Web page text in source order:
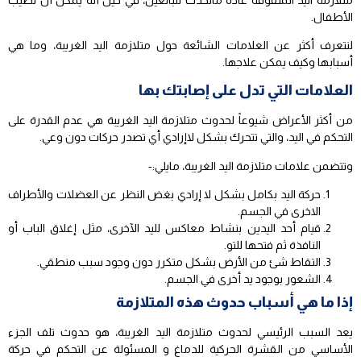
الأطفال.
لنتعرف أكثر عن العلامات الشائعة حول متلازمة اليد الغريبة، وما هي
أسبابها وكيف يمكن علاجها.
العلامات التي تدل على إصابتك بها
من أكثر الأعراض شيوعاً لحدوث متلازمة اليد الغريبة هي عدم القدرة على
التحكم في اليد، والتي تتحرك بشكل لاإرادي أي تصدر حركات دون وعي.
وتتضمن علامات متلازمة اليد الغريبة، مايلي:-
حركة اليد بكامل بشكل لا إرادي بغض النظر عن العضلات والأطراف
الاخرى في الجسم.
قيام أحد اليدين بنشاط معاكس لليد الآخرى، مثل إغلاق الباب أو
النافذة ثم فتحها للتو.
التقاط شئ من الأرض بشكل متكرر دون وجود سبب منطقي.
الشعور بوجود يد أخرى في الجسم.
إذا ما هي أسباب حدوث هذه المتلازمة
يعد السبب الرئيسي لحدوث متلازمة اليد الغريبة، هو حدوث تلف الجزء
الأساسي من القشرة الحركية للدماغ و المسئولة عن التحكم في حركة